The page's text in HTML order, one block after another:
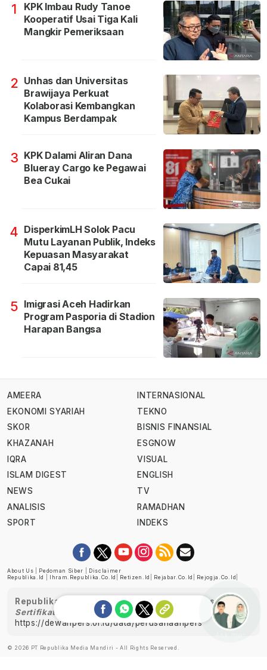
1
KPK Imbau Rudy Tanoe
Kooperatif Usai Tiga Kali
Mangkir Pemeriksaan
2 Unhas dan Universitas
Brawijaya Perkuat
Kolaborasi Kembangkan
Kampus Berdampak
3 KPK Dalami Aliran Dana
Blueray Cargo ke Pegawai
Bea Cukai
4 DisperkimLH Solok Pacu
Mutu Layanan Publik, Indeks
Kepuasan Masyarakat
Capai 81,45
5 Imigrasi Aceh Hadirkan
Program Pasporia di Stadion
Harapan Bangsa
AMEERA
EKONOMI SYARIAH
SKOR
KHAZANAH
IQRA
ISLAM DIGEST
NEWS
ANALISIS
SPORT
INTERNASIONAL
TEKNO
BISNIS FINANSIAL
ESGNOW
VISUAL
ENGLISH
TV
RAMADHAN
INDEKS
About Us Pedoman Siber
Disclaimer
Republika.id
Ihram.republika.co.id Retizen.id Rejabar.co.id Rejogja.co.id
Republika telah diverifikasi oleh Dewan Pers
Sertifikat Nomor 1058/DP-Verifikasi/K/XII/2022
https://dewanpers.or.id/data/perusahaanpers
© 2026 PT Republika Media Mandiri - All Rights Reserved.